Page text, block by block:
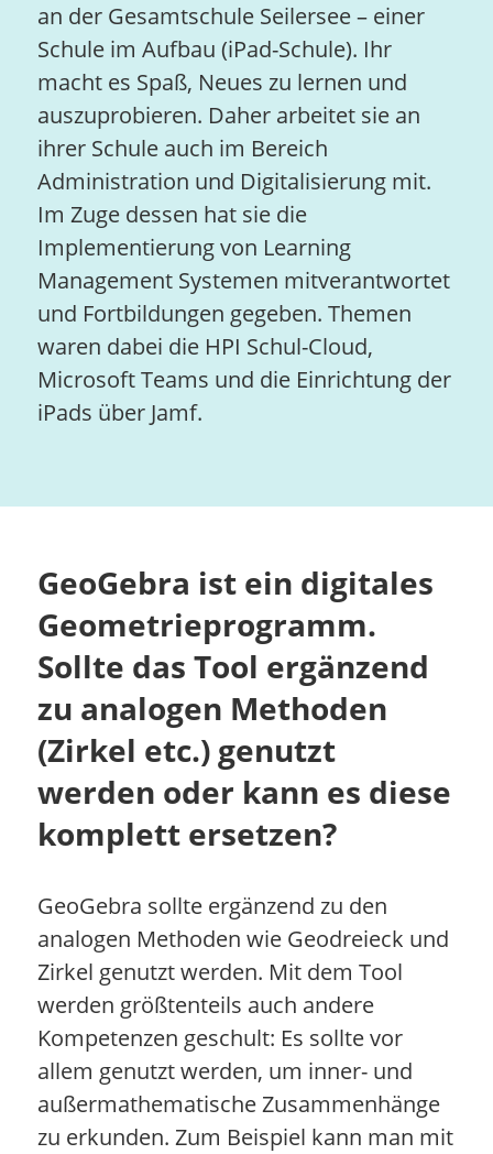
an der Gesamtschule Seilersee – einer
Schule im Aufbau (iPad-Schule). Ihr
macht es Spaß, Neues zu lernen und
auszuprobieren. Daher arbeitet sie an
ihrer Schule auch im Bereich
Administration und Digitalisierung mit.
Im Zuge dessen hat sie die
Implementierung von Learning
Management Systemen mitverantwortet
und Fortbildungen gegeben. Themen
waren dabei die HPI Schul-Cloud,
Microsoft Teams und die Einrichtung der
iPads über Jamf.
GeoGebra ist ein digitales
Geometrieprogramm.
Sollte das Tool ergänzend
zu analogen Methoden
(Zirkel etc.) genutzt
werden oder kann es diese
komplett ersetzen?
GeoGebra sollte ergänzend zu den
analogen Methoden wie Geodreieck und
Zirkel genutzt werden. Mit dem Tool
werden größtenteils auch andere
Kompetenzen geschult: Es sollte vor
allem genutzt werden, um inner- und
außermathematische Zusammenhänge
zu erkunden. Zum Beispiel kann man mit